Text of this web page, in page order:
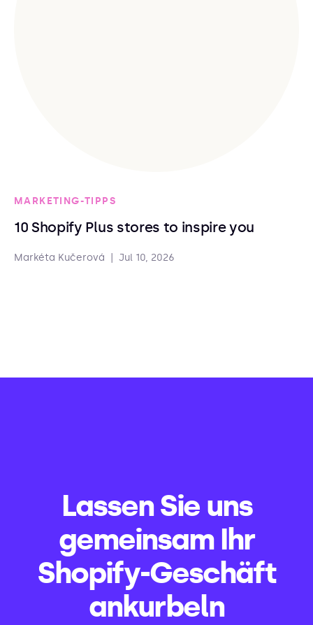
MARKETING-TIPPS
10 Shopify Plus stores to inspire you
Markéta Kučerová Jul 10, 2026
Lassen Sie uns
gemeinsam Ihr
Shopify-Geschäft
ankurbeln